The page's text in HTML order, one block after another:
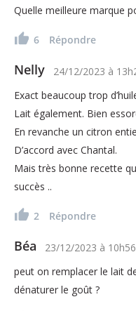
Quelle meilleure marque
6 Répondre
Nelly 24/12/2023 à
Exact beaucoup trop
Lait également. Bien
En revanche un citron
D’accord avec Chantal.
Mais très bonne recette
succès ..
2 Répondre
Béa 23/12/2023 à 10h56
peut on remplacer le lait
dénaturer le goût ?